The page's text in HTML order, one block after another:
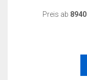
Preis ab